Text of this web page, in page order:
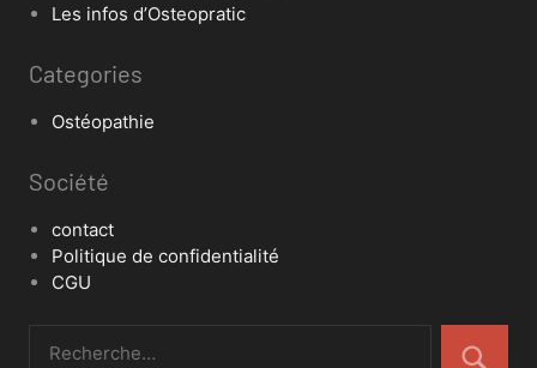
Les infos d’Osteopratic
Categories
Ostéopathie
Société
contact
Politique de confidentialité
CGU